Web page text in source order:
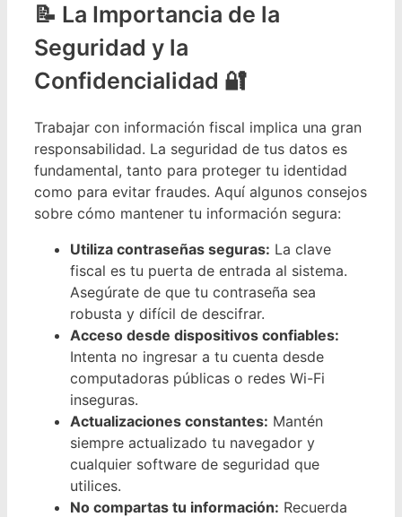
La Importancia de la
Seguridad y la
Confidencialidad 🔐
Trabajar con información fiscal implica una gran
responsabilidad. La seguridad de tus datos es
fundamental, tanto para proteger tu identidad
como para evitar fraudes. Aquí algunos consejos
sobre cómo mantener tu información segura:
Utiliza contraseñas seguras: La clave
fiscal es tu puerta de entrada al sistema.
Asegúrate de que tu contraseña sea
robusta y difícil de descifrar.
Acceso desde dispositivos confiables:
Intenta no ingresar a tu cuenta desde
computadoras públicas o redes Wi-Fi
inseguras.
Actualizaciones constantes: Mantén
siempre actualizado tu navegador y
cualquier software de seguridad que
utilices.
No compartas tu información: Recuerda